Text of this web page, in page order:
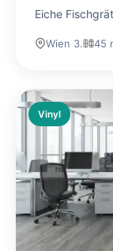
Eiche
Wien 3. 45
Vinyl